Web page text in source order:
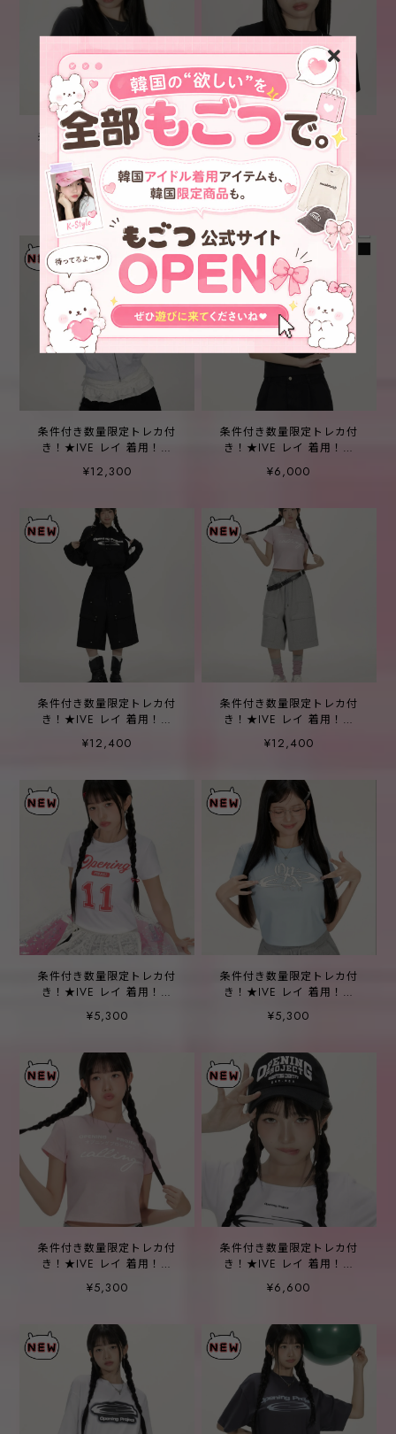
条件付き数量限定トレカ付
き！★IVE レイ 着用！！
【OPENING PROJECT】
Identity Ball Cap -
Charcoal
¥6,200
条件付き数量限定トレカ付
き！★IVE レイ 着用！！
【OPENING PROJECT】
Identity Ball Cap - Black
¥6,200
SOLD OUT
条件付き数量限定トレカ付
き！★IVE レイ 着用！！
【OPENING PROJECT】W
Identity Hoodie Zip-up -
¥12,300
条件付き数量限定トレカ付
き！★IVE レイ 着用！！
【OPENING PROJECT】
[2Pack] W Small Logo T
¥6,000
条件付き数量限定トレカ付
き！★IVE レイ 着用！！
【OPENING PROJECT】
Double Knee Bermuda
¥12,400
条件付き数量限定トレカ付
き！★IVE レイ 着用！！
【OPENING PROJECT】
Double Knee Bermuda
¥12,400
条件付き数量限定トレカ付
き！★IVE レイ 着用！！
【OPENING PROJECT】W
Cropped No11 Half T Shirt
¥5,300
条件付き数量限定トレカ付
き！★IVE レイ 着用！！
【OPENING PROJECT】W
Cropped OPN Half T Shirt
¥5,300
条件付き数量限定トレカ付
き！★IVE レイ 着用！！
【OPENING PROJECT】W
Cropped Calling Half T
¥5,300
条件付き数量限定トレカ付
き！★IVE レイ 着用！！
【OPENING PROJECT】
Arch Logo Ball Cap - Black
¥6,600